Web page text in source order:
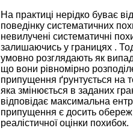
На практиці нерідко буває
поведінку систематичних
невилучені систематичні
залишаючись у границях .
умовно розглядають як
що вони рівномірно
припущення ґрунтується на
яка змінюється в заданих
відповідає максимальна
припущення є досить
реалістичної оцінки похибок.